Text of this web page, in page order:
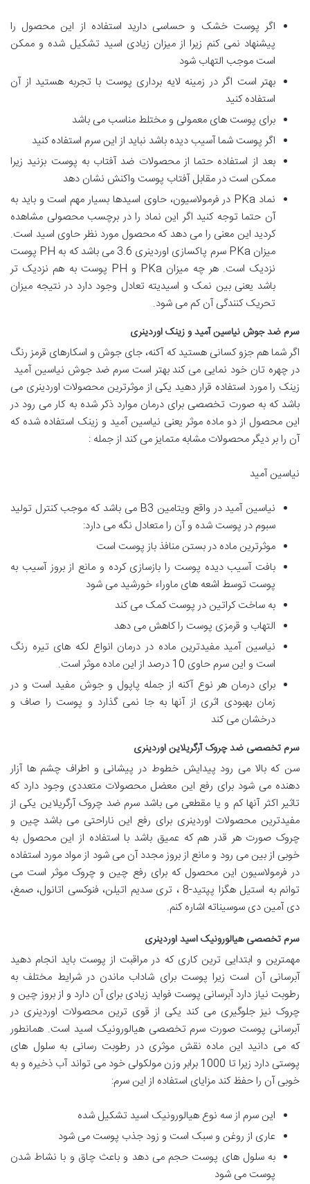
اگر پوست خشک و حساسی دارید استفاده از این محصول را
پیشنهاد نمی کنم زیرا از میزان زیادی اسید تشکیل شده و ممکن
است موجب التهاب شود
بهتر است اگر در زمینه لایه برداری پوست با تجربه هستید از آن
استفاده کنید
برای پوست های معمولی و مختلط مناسب می باشد
اگر پوست شما آسیب دیده باشد نباید از این سرم استفاده کنید
بعد از استفاده حتما از محصولات ضد آفتاب به پوست بزنید زیرا
ممکن است در مقابل آفتاب پوست واکنش نشان دهد
نماد PKa در فرمولاسیون، حاوی اسیدها بسیار مهم است و باید به
آن حتما توجه کنید اگر این نماد را در برچسب محصولی مشاهده
کردید این معنی را می دهد که محصول مورد نظر حاوی اسید است.
میزان PKa سرم پاکسازی اوردینری 3.6 می باشد که به PH پوست
نزدیک است. هر چه میزان PKa و PH پوست به هم نزدیک تر
باشد یعنی بین نمک و اسیدیته تعادل وجود دارد در نتیجه میزان
تحریک کنندگی آن کم می شود.
سرم ضد جوش نیاسین آمید و زینک اوردینری
اگر شما هم جزو کسانی هستید که آکنه، جای جوش و اسکارهای قرمز رنگ
در چهره تان خود نمایی می کند بهتر است سرم ضد جوش نیاسین آمید
زینک را مورد استفاده قرار دهید یکی از موثرترین محصولات اوردینری می
باشد که به صورت تخصصی برای درمان موارد ذکر شده به کار می رود در
این محصول از دو ماده موثر یعنی نیاسین آمید و زینک استفاده شده که
آن را بر دیگر محصولات مشابه متمایز می کند از جمله :
نیاسین آمید
نیاسین آمید در واقع ویتامین B3 می باشد که موجب کنترل تولید
سبوم در پوست شده و آن را متعادل نگه می دارد:
موثرترین ماده در بستن منافذ باز پوست است
بافت آسیب دیده پوست را بازسازی کرده و مانع از بروز آسیب به
پوست توسط اشعه های ماوراء خورشید می شود
به ساخت کراتین در پوست کمک می کند
التهاب و قرمزی پوست را کاهش می دهد
نیاسین آمید مفیدترین ماده در درمان انواع لکه های تیره رنگ
است و این سرم حاوی 10 درصد از این ماده موثر است.
برای درمان هر نوع آکنه از جمله پاپول و جوش مفید است و در
زمان بهبودی اثری از آنها به جا نمی گذارد و پوست را صاف و
درخشان می کند
سرم تخصصی ضد چروک آرگریلاین اوردینری
سن که بالا می رود پیدایش خطوط در پیشانی و اطراف چشم ها آزار
دهنده می شود برای رفع این معضل محصولات متعددی وجود دارد که
تاثیر اکثر آنها کم و یا مقطعی می باشد سرم ضد چروک آرگریلاین یکی از
مفیدترین محصولات اوردینری برای رفع این ناراحتی می باشد چین و
چروک صورت هر قدر هم که عمیق باشد با استفاده از این محصول به
خوبی از بین می رود و مانع از بروز مجدد آن می شود از مواد مورد استفاده
در فرمولاسیون این محصول که برای رفع چین و چروک موثر است می
توانم به استیل هگزا پپتید-8 ، تری سدیم اتیلن، فنوکسی اتانول، صمغ،
دی آمین دی سوسیناته اشاره کنم.
سرم تخصصی هیالورونیک اسید اوردینری
مهمترین و ابتدایی ترین کاری که در مراقبت از پوست باید انجام دهید
آبرسانی آن است زیرا پوست برای شاداب ماندن در شرایط مختلف به
رطوبت نیاز دارد آبرسانی پوست فواید زیادی برای آن دارد و از بروز چین و
چروک نیز جلوگیری می کند یکی از قوی ترین محصولات اوردینری در
آبرسانی پوست صورت سرم تخصصی هیالورونیک اسید است. همانطور
که می دانید این ماده نقش موثری در رطوبت رسانی به سلول های
پوستی دارد زیرا تا 1000 برابر وزن مولکولی خود می تواند آب ذخیره و به
خوبی آن را حفظ کند مزایای استفاده از این سرم:
این سرم از سه نوع هیالورونیک اسید تشکیل شده
عاری از روغن و سبک است و زود جذب پوست می شود
به سلول های پوست حجم می دهد و باعث چاق و با نشاط شدن
پوست می شود